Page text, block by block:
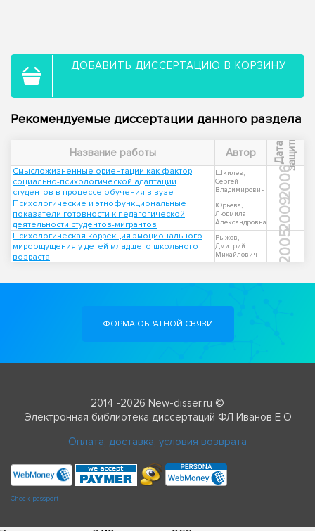
ДОБАВИТЬ ДИССЕРТАЦИЮ В КОРЗИНУ
Рекомендуемые диссертации данного раздела
Название работы Автор Д
а
т
а
з
а
щ
и
т ы
Смысложизненные ориентации как фактор
социально-психологической адаптации
студентов в процессе обучения в вузе
Шкилев,
Сергей
Владимирович
2006
Психологические и этнофункциональные
показатели готовности к педагогической
деятельности студентов-мигрантов
Юрьева,
Людмила
Александровна
2009
Психологическая коррекция эмоционального
мироощущения у детей младшего школьного
возраста
Рыжов,
Дмитрий
Михайлович
2005
ФОРМА ОБРАТНОЙ СВЯЗИ
2014 -2026 New-disser.ru ©
Электронная библиотека диссертаций ФЛ Иванов Е О
Оплата, доставка, условия возврата
Check passport